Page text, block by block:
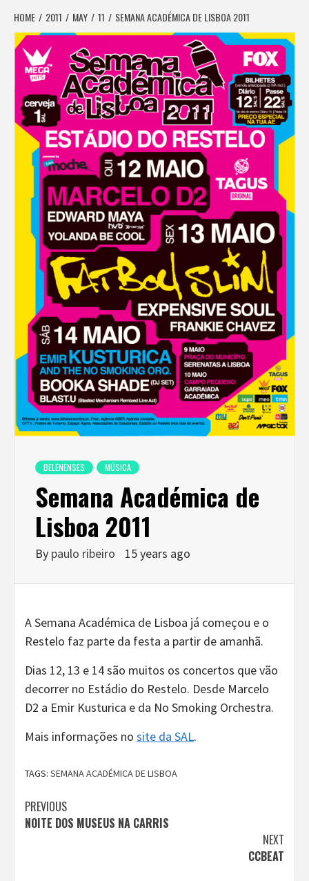
HOME 2011 MAY 11 SEMANA ACADÉMICA DE LISBOA 2011
BELENENSES MÚSICA
Semana Académica de
Lisboa 2011
By paulo ribeiro 15 years ago
A Semana Académica de Lisboa já começou e o
Restelo faz parte da festa a partir de amanhã.
Dias 12, 13 e 14 são muitos os concertos que vão
decorrer no Estádio do Restelo. Desde Marcelo
D2 a Emir Kusturica e da No Smoking Orchestra.
Mais informações no site da SAL.
TAGS: SEMANA ACADÉMICA DE LISBOA
Continue
Reading
PREVIOUS
NOITE DOS MUSEUS NA CARRIS
NEXT
CCBEAT